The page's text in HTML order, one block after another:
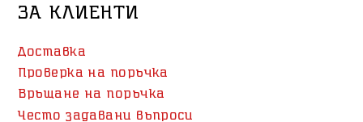
ЗА КЛИЕНТИ
Доставка
Проверка на поръчка
Връщане на поръчка
Често задавани въпроси